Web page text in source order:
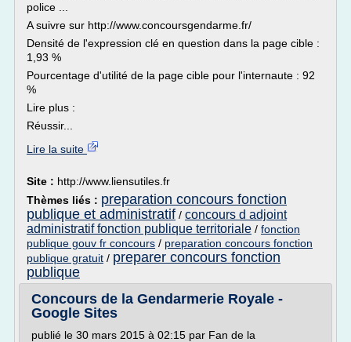
police ...
A suivre sur http://www.concoursgendarme.fr/
Densité de l'expression clé en question dans la page cible :
1,93 %
Pourcentage d'utilité de la page cible pour l'internaute : 92
%
Lire plus :
Réussir...
Lire la suite
Site : http://www.liensutiles.fr
Thèmes liés : preparation concours fonction
publique et administratif / concours d adjoint
administratif fonction publique territoriale / fonction
publique gouv fr concours / preparation concours fonction
publique gratuit / preparer concours fonction
publique
Concours de la Gendarmerie Royale -
Google Sites
publié le 30 mars 2015 à 02:15 par Fan de la